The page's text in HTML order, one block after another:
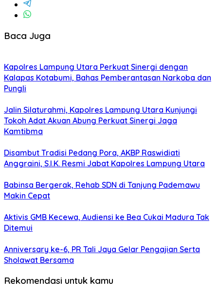
Baca Juga
Kapolres Lampung Utara Perkuat Sinergi dengan
Kalapas Kotabumi, Bahas Pemberantasan Narkoba dan
Pungli
Jalin Silaturahmi, Kapolres Lampung Utara Kunjungi
Tokoh Adat Akuan Abung Perkuat Sinergi Jaga
Kamtibma
Disambut Tradisi Pedang Pora, AKBP Raswidiati
Anggraini, S.I.K. Resmi Jabat Kapolres Lampung Utara
Babinsa Bergerak, Rehab SDN di Tanjung Pademawu
Makin Cepat
Aktivis GMB Kecewa, Audiensi ke Bea Cukai Madura Tak
Ditemui
Anniversary ke-6, PR Tali Jaya Gelar Pengajian Serta
Sholawat Bersama
Rekomendasi untuk kamu